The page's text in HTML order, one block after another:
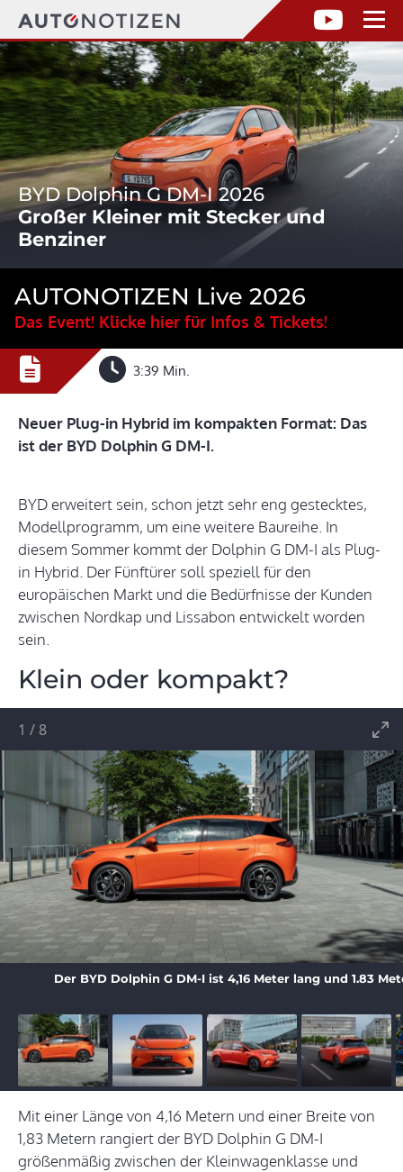
BYD Dolphin G DM-I 2026
Großer Kleiner mit Stecker und
Benziner
AUTONOTIZEN Live 2026
Das Event! Klicke hier für Infos & Tickets!
3:39 Min.
Neuer Plug-in Hybrid im kompakten Format: Das
ist der BYD Dolphin G DM-I.
BYD erweitert sein, schon jetzt sehr eng gestecktes,
Modellprogramm, um eine weitere Baureihe. In
diesem Sommer kommt der Dolphin G DM-I als Plug-
in Hybrid. Der Fünftürer soll speziell für den
europäischen Markt und die Bedürfnisse der Kunden
zwischen Nordkap und Lissabon entwickelt worden
sein.
Klein oder kompakt?
Der BYD Dolphin G DM-I ist 4,16 Meter lang und 1.83
1 / 8
Mit einer Länge von 4,16 Metern und einer Breite von
1,83 Metern rangiert der BYD Dolphin G DM-I
größenmäßig zwischen der Kleinwagenklasse und